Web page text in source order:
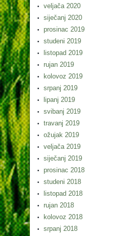
veljača 2020
siječanj 2020
prosinac 2019
studeni 2019
listopad 2019
rujan 2019
kolovoz 2019
srpanj 2019
lipanj 2019
svibanj 2019
travanj 2019
ožujak 2019
veljača 2019
siječanj 2019
prosinac 2018
studeni 2018
listopad 2018
rujan 2018
kolovoz 2018
srpanj 2018